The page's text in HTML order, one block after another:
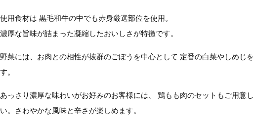
使用食材は 黒毛和牛の中でも赤身厳選部位を使用。
濃厚な旨味が詰まった凝縮したおいしさが特徴です。
野菜には、お肉との相性が抜群のごぼうを中心として 定番の白菜やしめじ
す。
あっさり濃厚な味わいがお好みのお客様には、 鶏もも肉のセットもご用意
い。さわやかな風味と辛さが楽しめます。